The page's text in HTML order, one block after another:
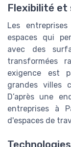
Flexibilité et
Les
espaces qui
avec des
transformées
exigence est
grandes villes
D’après une
entreprises à
d'espaces de